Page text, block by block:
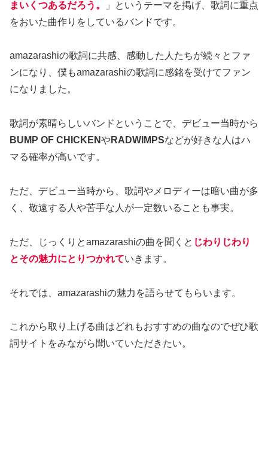
まいくつあるだろう。
」というテーマを掲げ、歌詞に重点
をおいた曲作りをしているバンドです。
amazarashiの歌詞に共感、感動した人たちが続々とファ
ンになり、僕もamazarashiの歌詞に感銘を受けてファン
になりました。
歌詞が素晴らしいバンドということで、デビュー当時から
BUMP OF CHICKENやRADWIMPSなどが好きな人はハ
マる確率が高いです。
ただ、デビュー当時から、歌詞やメロディーは暗い曲が多
く、敬遠する人や苦手な人が一定数いることも事実。
ただ、じっくりとamazarashiの曲を聞くと じわりじわり
とその魅力にとりつかれていきます。
それでは、amazarashiの魅力を語らせてもらいます。
これから取り上げる曲はどれもおすすめの曲なのでぜひ歌
詞サイトをみながら聞いていただきたい。